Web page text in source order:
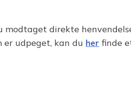
modtaget direkte
er udpeget, kan du her finde